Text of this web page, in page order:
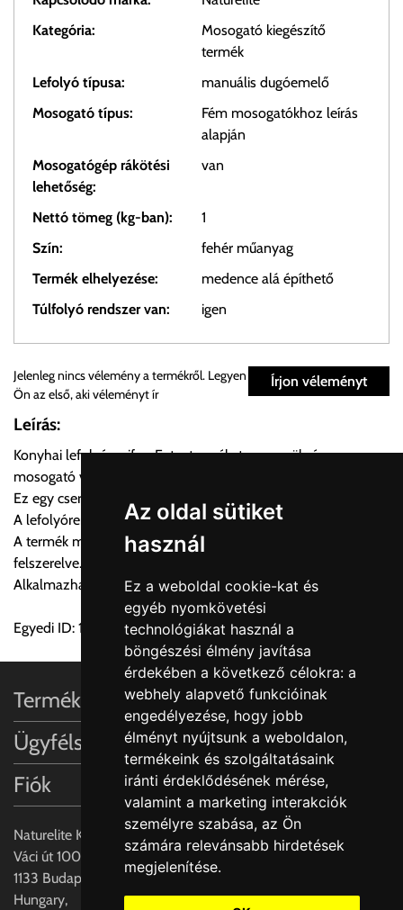
Az oldal sütiket
használ
Ez a weboldal cookie-kat és
egyéb nyomkövetési
technológiákat használ a
böngészési élmény javítása
érdekében a következő célokra: a
webhely alapvető funkcióinak
engedélyezése, hogy jobb
élményt nyújtsunk a weboldalon,
termékeink és szolgáltatásaink
iránti érdeklődésének mérése,
valamint a marketing interakciók
személyre szabása, az Ön
számára relevánsabb hirdetések
megjelenítése.
Kategória:
Mosogató kiegészítő
termék
Lefolyó típusa:
manuális dugóemelő
Mosogató típus:
Fém mosogatókhoz leírás
alapján
Mosogatógép rákötési
lehetőség:
van
Nettó tömeg (kg-ban):
1
Szín:
fehér műanyag
Termék elhelyezése:
medence alá építhető
Túlfolyó rendszer van:
igen
Személyes átvétel:
Önnek lehetősége van rendelését a beérkezést követően
ingyenesen átvenni Budapesti Cégcsoportunk Stúdiójában
előre egyeztetett időpontban.
Cím:1133 Budapest, Váci út 100.
Szállítási díjak:
Az oldalunkon rendelés esetén, amennyiben szállítást is kér,
úgy esetenként több lehetőséget ajánl fel a program. Kérjük, a
vásárolt árú figyelembevételével az önnek megfelelő szállítási
költséget válassza ki.
Amennyiben nem biztos választásában, vagy a program
automatikusan nem ajánl fel szállítási költséget, úgy válassza
a 0.- forintos szállítást, kollégáink megvizsgálják a vásárolt
termék adatait, majd visszaigazolják a szállítás költségét.
Ingyenes szállítási lehetőség nincs!
Egyes termékek súlyát a program nem ismeri, rendelés esetén
a központ igazolja vissza. Amennyiben a költséget az Ön által
gondoltnál magasabb értékben igazoljuk vissza, úgy a
visszaigazolástól számított 24 órán belül a terméket
lemondhatja, vagy kérheti a személyes átvételre való
Írjon véleményt
Jelenleg nincs vélemény a termékről. Legyen
Ön az első, aki véleményt ír
Leírás:
Konyhai lefolyó-szifon Ezt a terméket nem szükséges a
mosogató vásárlásakor megvásárolni.
Ez egy csere alkatrész.
A lefolyórendszer helytakarékos, lefolyó és szifon egyben
A termék mosogatógéphez való bekötési csonkkal van
felszerelve.
Alkalmazható fém NEOX mosogatókhoz.
Egyedi ID: 1000482705
Naturelite Kft,
Váci út 100.,
1133 Budapest,
Hungary,
Termékinformációk
Ügyfélszolgálat
Fiók